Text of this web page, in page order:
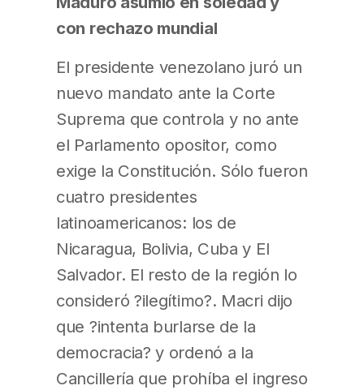
con rechazo mundial
El presidente venezolano juró un
nuevo mandato ante la Corte
Suprema que controla y no ante
el Parlamento opositor, como
exige la Constitución. Sólo fueron
cuatro presidentes
latinoamericanos: los de
Nicaragua, Bolivia, Cuba y El
Salvador. El resto de la región lo
consideró ?ilegítimo?. Macri dijo
que ?intenta burlarse de la
democracia? y ordenó a la
Cancillería que prohíba el ingreso